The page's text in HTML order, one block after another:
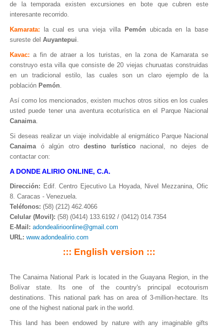
de la temporada existen excursiones en bote que cubren este
interesante recorrido.
Kamarata: la cual es una vieja villa Pemón ubicada en la base
sureste del Auyantepui
Kavac: a fin de atraer a los turistas, en la zona de Kamarata se
construyo esta villa que consiste de 20 viejas churuatas construidas
en un tradicional estilo, las cuales son un claro ejemplo de la
población Pemón
Así como los mencionados, existen muchos otros sitios en los cuales
usted puede tener una aventura ecoturística en el Parque Nacional
Canaima
Si deseas realizar un viaje inolvidable al enigmático Parque Nacional
Canaima ó algún otrodestino turísticonacional, no dejes de
contactar con:
A DONDE ALIRIO ONLINE, C.A.
Dirección: Edif. Centro Ejecutivo La Hoyada, Nivel Mezzanina, Ofic
8. Caracas - Venezuela.
Teléfonos: (58) (212) 462.4066
Celular (Movil): (58) (0414) 133.6192 / (0412) 014.7354
E-Mail: adondealirioonline@gmail.com
URL: www.adondealirio.com
::: English version :::
The Canaima National Park is located in the Guayana Region, in the
Bolívar state. Its one of the country's principal ecotourism
destinations. This national park has on area of 3-million-hectare. Its
one of the highest national park in the world.
This land has been endowed by nature with any imaginable gifts